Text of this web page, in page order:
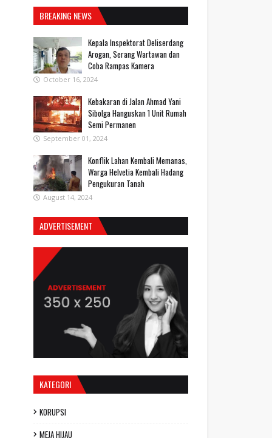
BREAKING NEWS
Kepala Inspektorat Deliserdang
Arogan, Serang Wartawan dan
Coba Rampas Kamera
October 16, 2024
Kebakaran di Jalan Ahmad Yani
Sibolga Hanguskan 1 Unit Rumah
Semi Permanen
September 01, 2024
Konflik Lahan Kembali Memanas,
Warga Helvetia Kembali Hadang
Pengukuran Tanah
August 14, 2024
ADVERTISEMENT
KATEGORI
KORUPSI
MEJA HIJAU